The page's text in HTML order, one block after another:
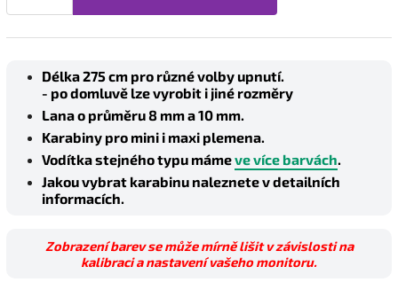
Délka 275 cm pro různé volby upnutí.
- po domluvě lze vyrobit i jiné rozměry
Lana o průměru 8 mm a 10 mm.
Karabiny pro mini i maxi plemena.
Vodítka stejného typu mámeve více barvách.
Jakou vybrat karabinu naleznete v detailních
informacích.
Zobrazení barev se může mírně lišit v závislosti na
kalibraci a nastavení vašeho monitoru.